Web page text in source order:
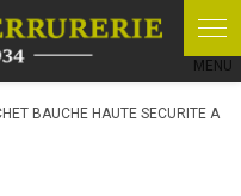
BAUCHE HAUTE SECURITE A